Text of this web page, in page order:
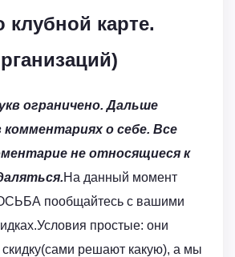
клубной карте.
ограничено. Дальше
о себе. Все
не относящиеся к
На данный момент
пообщайтесь с вашими
простые: они
решают какую), а мы